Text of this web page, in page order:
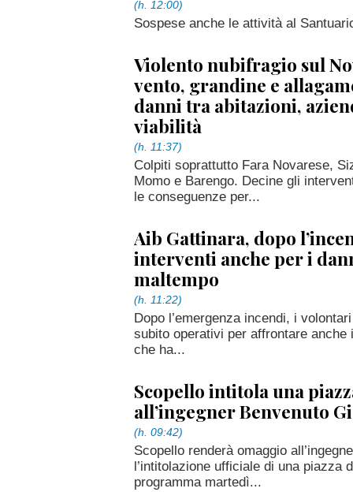
(h. 12:00)
Sospese anche le attività al
Violento nubifragio sul
vento, grandine e
danni tra abitazioni,
viabilità
(h. 11:37)
Colpiti soprattutto Fara Novarese,
Momo e Barengo. Decine gli
le conseguenze per...
Aib Gattinara, dopo
interventi anche per i
maltempo
(h. 11:22)
Dopo l’emergenza incendi, i
subito operativi per affrontare
che ha...
Scopello intitola una
all’ingegner Benvenuto
(h. 09:42)
Scopello renderà omaggio
l’intitolazione ufficiale di una piazza
programma martedì...